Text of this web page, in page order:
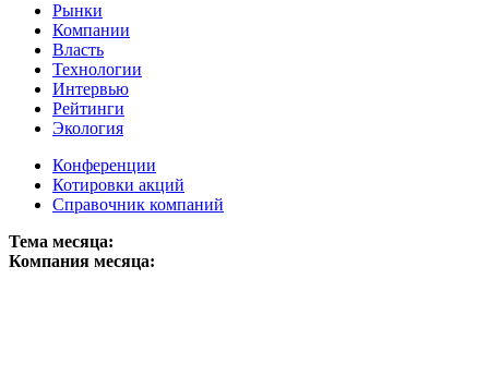
Рынки
Компании
Власть
Технологии
Интервью
Рейтинги
Экология
Конференции
Котировки акций
Справочник компаний
Тема месяца:
Компания месяца: